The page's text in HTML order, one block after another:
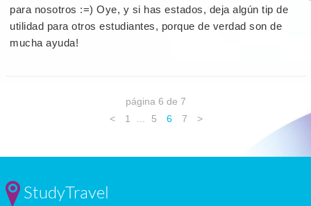
para nosotros :=) Oye, y si has estados, deja algún tip de
utilidad para otros estudiantes, porque de verdad son de
mucha ayuda!
página 6 de 7
<
1 ... 5 6 7 >
StudyTravel